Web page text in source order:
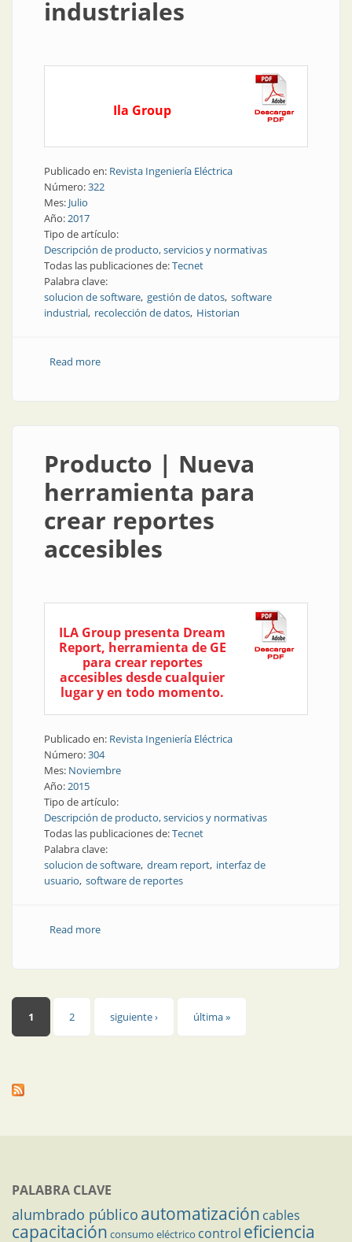
industriales
Ila Group
Publicado en: Revista Ingeniería Eléctrica
Número:322
Mes: Julio
Año:2017
Tipo de artículo:
Descripción de producto, servicios y normativas
Todas las publicaciones de:Tecnet
Palabra clave:
solucion de software gestión de datos software
industrial recolección de datos Historian
Read moreabout Software industrial | Recolección de datos de
Producto | Nueva
herramienta para
crear reportes
accesibles
ILA Group presenta Dream
Report, herramienta de GE
para crear reportes
accesibles desde cualquier
lugar y en todo momento.
Publicado en: Revista Ingeniería Eléctrica
Número:304
Mes: Noviembre
Año:2015
Tipo de artículo:
Descripción de producto, servicios y normativas
Todas las publicaciones de:Tecnet
Palabra clave:
solucion de software dream report interfaz de
usuario software de reportes
Read moreabout Producto | Nueva herramienta para crear
Páginas
1 2 siguiente › última »
PALABRA CLAVE
alumbrado público automatización cables
capacitación consumo eléctrico control eficiencia